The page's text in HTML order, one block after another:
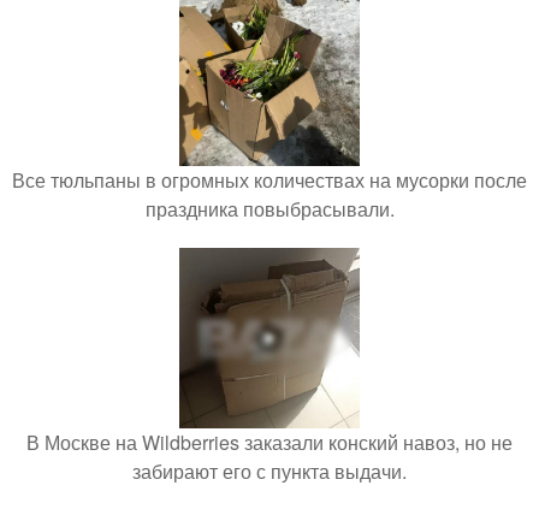
Все тюльпаны в огромных количествах на мусорки после
праздника повыбрасывали.
В Москве на Wildberries заказали конский навоз, но не
забирают его с пункта выдачи.